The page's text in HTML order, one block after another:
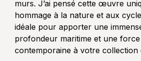
murs. J’ai pensé cette œuvre
hommage à la nature et aux
idéale pour apporter une
profondeur maritime et une
contemporaine à votre collection